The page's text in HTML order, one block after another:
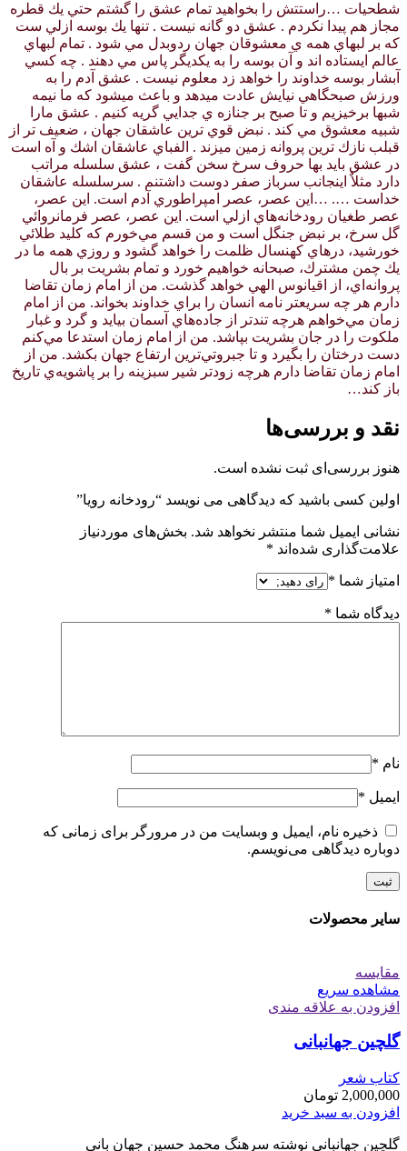
شطحيات …راستتش را بخواهيد تمام عشق را گشتم حتي يك قطره
مجاز هم پيدا نكردم . عشق دو گانه نيست . تنها يك بوسه ازلي ست
كه بر لبهاي همه ي معشوقان جهان ردوبدل مي شود . تمام لبهاي
عالم ايستاده اند و آن بوسه را به يكديگر پاس مي دهند . چه كسي
آبشار بوسه خداوند را خواهد زد معلوم نيست . عشق آدم را به
ورزش صبحگاهي نيايش عادت ميدهد و باعث ميشود كه ما نيمه
شبها برخيزيم و تا صبح بر جنازه ي جدايي گريه كنيم . عشق مارا
شبيه معشوق مي كند . نبض قوي ترين عاشقان جهان ، ضعيف تر از
قبلب نازك ترين پروانه زمين ميزند . الفباي عاشقان اشك و آه است
در عشق بايد بها حروف سرخ سخن گفت ، عشق سلسله مراتب
دارد مثلاٌ اينجانب سرباز صفر دوست داشتنم . سرسلسله عاشقان
خداست …. …اين عصر، عصر امپراطوري آدم است. اين عصر،
عصر طغيان رودخانه‌هاي ازلي است. اين عصر، عصر فرمانروائي
گل سرخ، بر نبض جنگل است و من قسم مي‌خورم كه كليد طلائي
خورشيد، درهاي كهنسال ظلمت را خواهد گشود و روزي همه ما در
يك چمن مشترك، صبحانه خواهيم خورد و تمام بشريت بر بال
پروانه‌اي، از اقيانوس الهي خواهد گذشت. من از امام زمان تقاضا
دارم هر چه سريعتر نامه انسان را براي خداوند بخواند. من از امام
زمان مي‌خواهم هرچه تندتر از جاده‌هاي آسمان بيايد و گرد و غبار
ملكوت را در جان بشريت بپاشد. من از امام زمان استدعا مي‌كنم
دست درختان را بگيرد و تا جبروتي‌ترين ارتفاع جهان بكشد. من از
امام زمان تقاضا دارم هرچه زودتر شير سبزينه را بر پاشويه‌ي تاريخ
باز كند…
نقد و بررسی‌ها
هنوز بررسی‌ای ثبت نشده است.
اولین کسی باشید که دیدگاهی می نویسد “رودخانه رویا”
نشانی ایمیل شما منتشر نخواهد شد. بخش‌های موردنیاز
علامت‌گذاری شده‌اند *
امتیاز شما *
دیدگاه شما *
نام *
ایمیل *
ذخیره نام، ایمیل و وبسایت من در مرورگر برای زمانی که
دوباره دیدگاهی می‌نویسم.
سایر محصولات
مقایسه
مشاهده سریع
افزودن به علاقه مندی
گلچین جهانبانی
کتاب شعر
2,000,000 تومان
افزودن به سبد خرید
گلچین جهانبانی نوشته سرهنگ محمد حسین جهان بانی